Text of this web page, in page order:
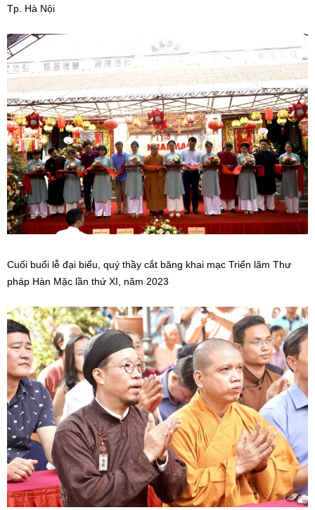
Tp. Hà Nội
Cuối buổi lễ đại biểu, quý thầy cắt băng khai mạc Triển lãm Thư
pháp Hàn Mặc lần thứ XI, năm 2023